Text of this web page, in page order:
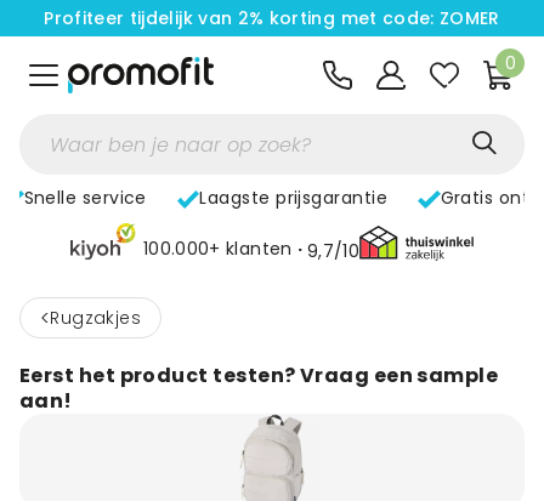
Profiteer tijdelijk van 2% korting met code: ZOMER
0
Snelle service Laagste prijsgarantie Gratis
100.000+ klanten 9,7/10
< Rugzakjes
Eerst het product testen? Vraag een sample
aan!